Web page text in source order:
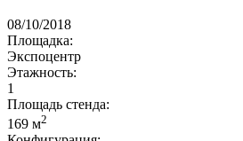
08/10/2018
Площадка:
Экспоцентр
Этажность:
1
Площадь стенда:
169 м2